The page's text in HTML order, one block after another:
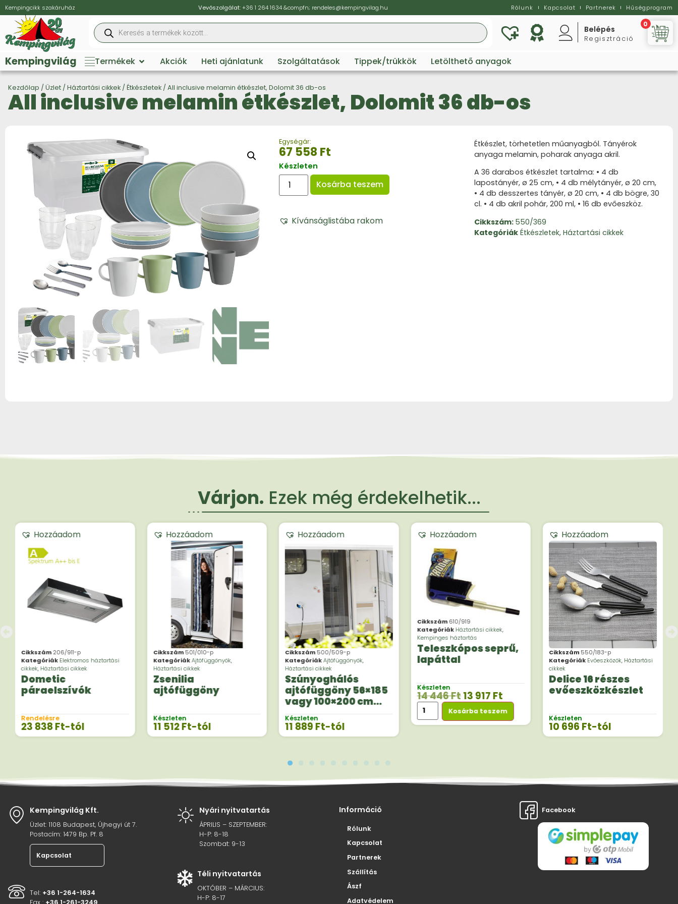
Kempingcikk szakáruház Vevőszolgálat: +36 1 264 1634&compfn; rendeles@kempingvilag.hu Rólunk Kapcsolat Partnerek Hűségprogram
Belépés
Regisztráció
0
Kempingvilág Termékek Akciók Heti ajánlatunk Szolgáltatások Tippek/trükkök Letölthető anyagok
Kezdőlap / Üzlet / Háztartási cikkek / Étkészletek / All inclusive melamin étkészlet, Dolomit 36 db-os
All inclusive melamin étkészlet, Dolomit 36 db-os
Egységár:
67 558 Ft
Készleten
Kosárba teszem
Kívánságlistába rakom
Étkészlet, törhetetlen műanyagból. Tányérok
anyaga melamin, poharak anyaga akril.
A 36 darabos étkészlet tartalma: • 4 db
lapostányér, ø 25 cm, • 4 db mélytányér, ø 20 cm,
• 4 db desszertes tányér, ø 20 cm, • 4 db bögre, 30
cl. • 4 db akril pohár, 200 ml, • 16 db evőeszköz.
Cikkszám: 550/369
Kategóriák Étkészletek,Háztartási cikkek
Várjon. Ezek még érdekelhetik...
Hozzáadom
Cikkszám206/911-p
KategóriákElektromos háztartási
cikkek,Háztartási cikkek
Dometic
páraelszívók
Rendelésre
23 838Ft-tól
Hozzáadom
Cikkszám501/010-p
KategóriákAjtófüggönyök,
Háztartási cikkek
Zsenilia
ajtófüggöny
Készleten
11 512Ft-tól
Hozzáadom
Cikkszám500/509-p
KategóriákAjtófüggönyök,
Háztartási cikkek
Szúnyoghálós
ajtófüggöny 56×185
vagy 100×200 cm
méretben
Készleten
11 889Ft-tól
Hozzáadom
Cikkszám610/919
Kategóriák Háztartási cikkek,
Kempinges háztartás
Teleszkópos seprű,
lapáttal
Készleten
14 446Ft13 917Ft
Kosárba teszem
Hozzáadom
Cikkszám 550/183-p
Kategóriák Evőeszközök, Háztartási
cikkek
Delice 16 részes
evőeszközkészlet
Készleten
10 696 Ft-tól
Kempingvilág Kft.
Üzlet: 1108 Budapest, Újhegyi út 7.
Postacím: 1479 Bp. Pf. 8
Kapcsolat
Tel: +36 1-264-1634
Fax : +36 1-261-3249
Nyári nyitvatartás
ÁPRILIS – SZEPTEMBER:
H-P: 8-18
Szombat: 9-13
Téli nyitvatartás
OKTÓBER – MÁRCIUS:
H-P: 8-17
Információ
Rólunk
Kapcsolat
Partnerek
Szállítás
Ászf
Adatvédelem
Facebook